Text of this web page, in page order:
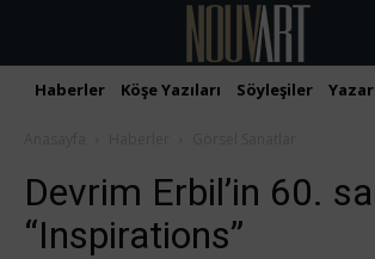
Haberler Köşe Yazıları Söyleşiler
Devrim Erbil’in 60.
“Inspirations”